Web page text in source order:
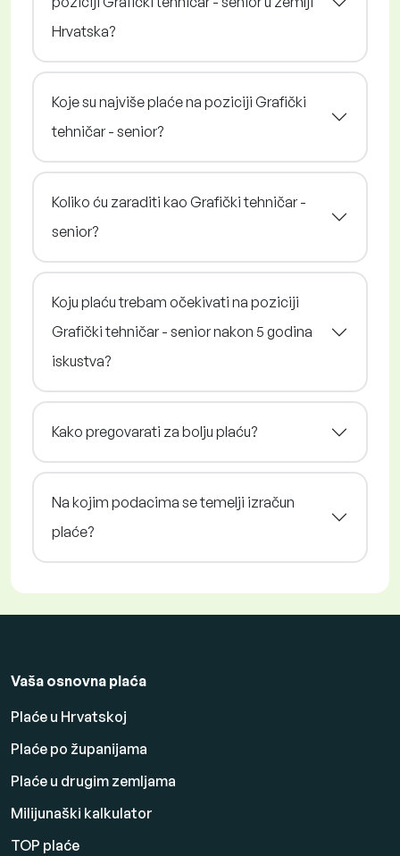
Hrvatska?
Koje su najviše plaće na poziciji Grafički
tehničar - senior?
Koliko ću zaraditi kao Grafički tehničar -
senior?
Koju plaću trebam očekivati na poziciji
Grafički tehničar - senior nakon 5 godina
iskustva?
Kako pregovarati za bolju plaću?
Na kojim podacima se temelji izračun
plaće?
Vaša osnovna plaća
Plaće u Hrvatskoj
Plaće po županijama
Plaće u drugim zemljama
Milijunaški kalkulator
TOP plaće